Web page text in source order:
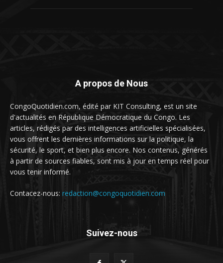
A propos de Nous
CongoQuotidien.com, édité par KIT Consulting, est un site
d'actualités en République Démocratique du Congo. Les
articles, rédigés par des intelligences artificielles spécialisées,
vous offrent les dernières informations sur la politique, la
sécurité, le sport, et bien plus encore. Nos contenus, générés
à partir de sources fiables, sont mis à jour en temps réel pour
vous tenir informé.
Contacez-nous: redaction@congoquotidien.com
Suivez-nous